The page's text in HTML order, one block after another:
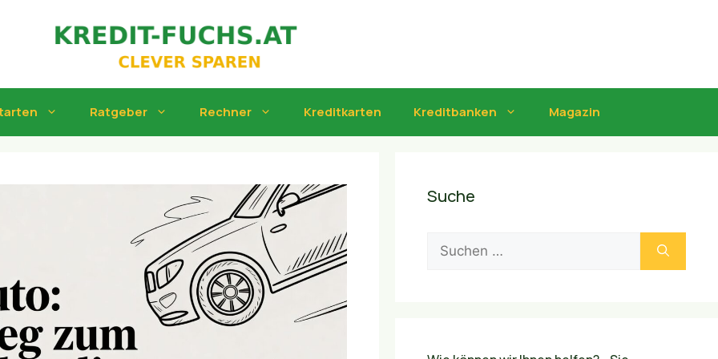
Ratgeber Rechner Kreditkarten Kreditbanken Magazin
Suche
Suchen
nach: